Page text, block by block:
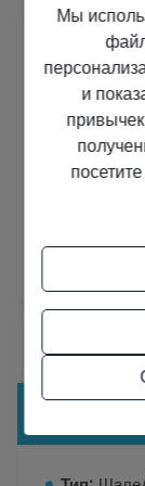
При
четкая
и
выйти на
модулей,
ориентация
Общие
Мы
и